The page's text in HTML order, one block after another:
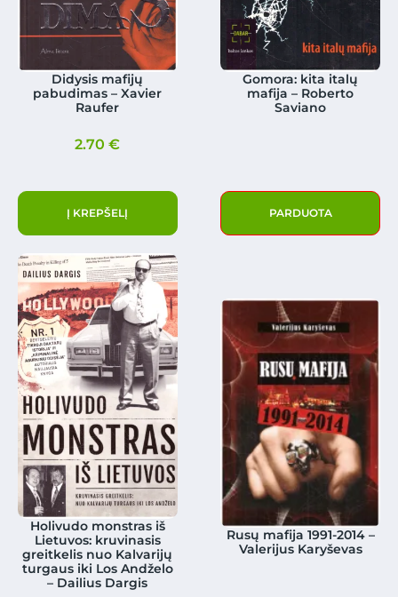
Didysis mafijų
pabudimas – Xavier
Raufer
2.70€
Į KREPŠELĮ
Gomora: kita italų
mafija – Roberto
Saviano
PARDUOTA
Holivudo monstras iš
Lietuvos: kruvinasis
greitkelis nuo Kalvarijų
turgaus iki Los Andželo
– Dailius Dargis
Rusų mafija 1991-2014 –
Valerijus Karyševas